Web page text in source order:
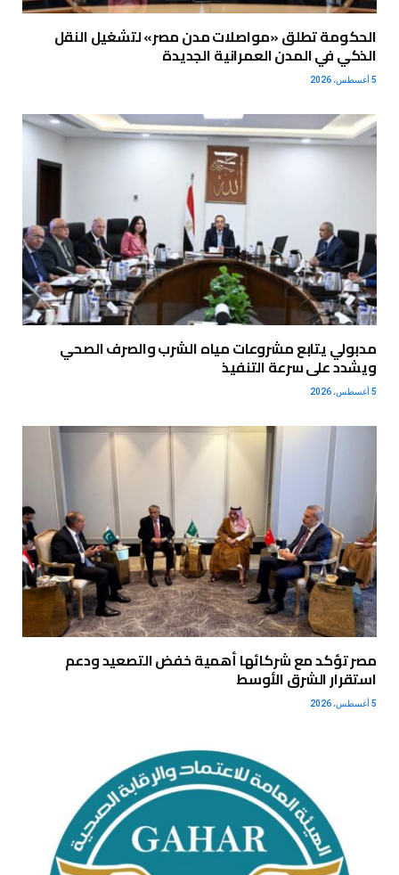
الحكومة تطلق «مواصلات مدن مصر» لتشغيل النقل
الذكي في المدن العمرانية الجديدة
5 أغسطس، 2026
مدبولي يتابع مشروعات مياه الشرب والصرف الصحي
ويشدد على سرعة التنفيذ
5 أغسطس، 2026
مصر تؤكد مع شركائها أهمية خفض التصعيد ودعم
استقرار الشرق الأوسط
5 أغسطس، 2026